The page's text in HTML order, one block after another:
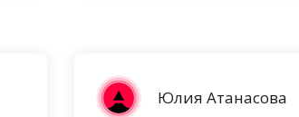
Юлия Атанасова